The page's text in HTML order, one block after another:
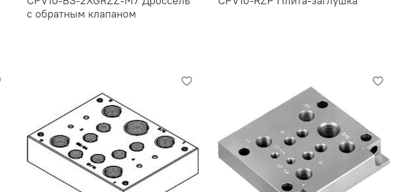
с обратным клапаном